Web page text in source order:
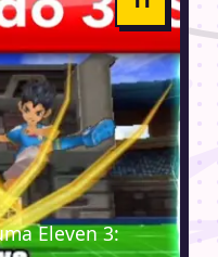
Eleven 3: